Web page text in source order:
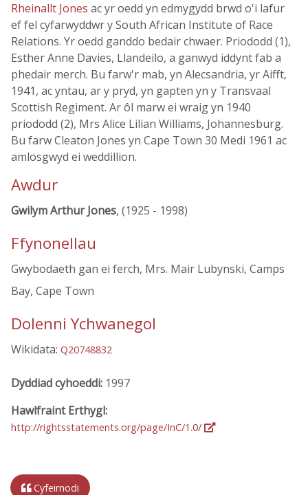
Rheinallt Jones ac yr oedd yn edmygydd brwd o'i lafur
ef fel cyfarwyddwr y South African Institute of Race
Relations. Yr oedd ganddo bedair chwaer. Priododd (1),
Esther Anne Davies, Llandeilo, a ganwyd iddynt fab a
phedair merch. Bu farw'r mab, yn Alecsandria, yr Aifft,
1941, ac yntau, ar y pryd, yn gapten yn y Transvaal
Scottish Regiment. Ar ôl marw ei wraig yn 1940
priododd (2), Mrs Alice Lilian Williams, Johannesburg.
Bu farw Cleaton Jones yn Cape Town 30 Medi 1961 ac
amlosgwyd ei weddillion.
Awdur
Gwilym Arthur Jones, (1925 - 1998)
Ffynonellau
Gwybodaeth gan ei ferch, Mrs. Mair Lubynski, Camps
Bay, Cape Town
Dolenni Ychwanegol
Wikidata: Q20748832
Dyddiad cyhoeddi: 1997
Hawlfraint Erthygl:
http://rightsstatements.org/page/InC/1.0/
Cyfeirnodi